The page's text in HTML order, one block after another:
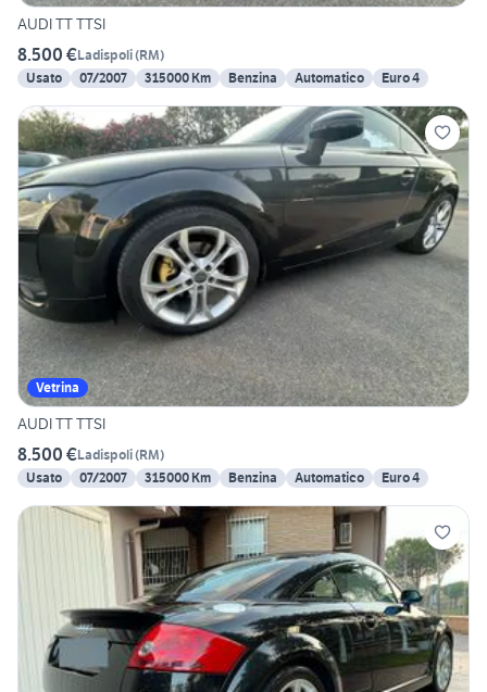
AUDI TT TTSI
8.500 €Ladispoli(RM)
Usato
07/2007 315000 Km Benzina Automatico Euro 4
Vetrina
AUDI TT TTSI
8.500 €Ladispoli(RM)
Usato
07/2007 315000 Km Benzina Automatico Euro 4